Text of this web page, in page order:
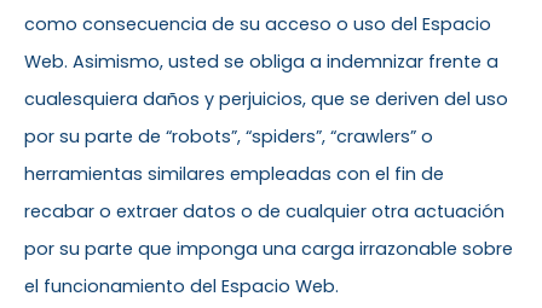
como consecuencia de su acceso o uso del Espacio
Web. Asimismo, usted se obliga a indemnizar frente a
cualesquiera daños y perjuicios, que se deriven del uso
por su parte de “robots”, “spiders”, “crawlers” o
herramientas similares empleadas con el fin de
recabar o extraer datos o de cualquier otra actuación
por su parte que imponga una carga irrazonable sobre
el funcionamiento del Espacio Web.